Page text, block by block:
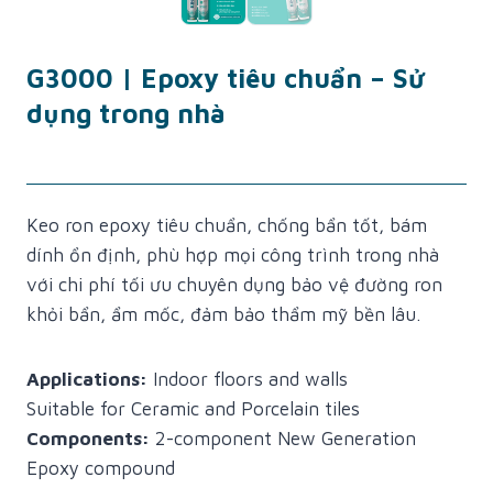
G3000 | Epoxy tiêu chuẩn – Sử
dụng trong nhà
Keo ron epoxy tiêu chuẩn, chống bẩn tốt, bám
dính ổn định, phù hợp mọi công trình trong nhà
với chi phí tối ưu chuyên dụng bảo vệ đường ron
khỏi bẩn, ẩm mốc, đảm bảo thẩm mỹ bền lâu.
Applications: Indoor floors and walls
Suitable for Ceramic and Porcelain tiles
Components: 2-component New Generation
Epoxy compound